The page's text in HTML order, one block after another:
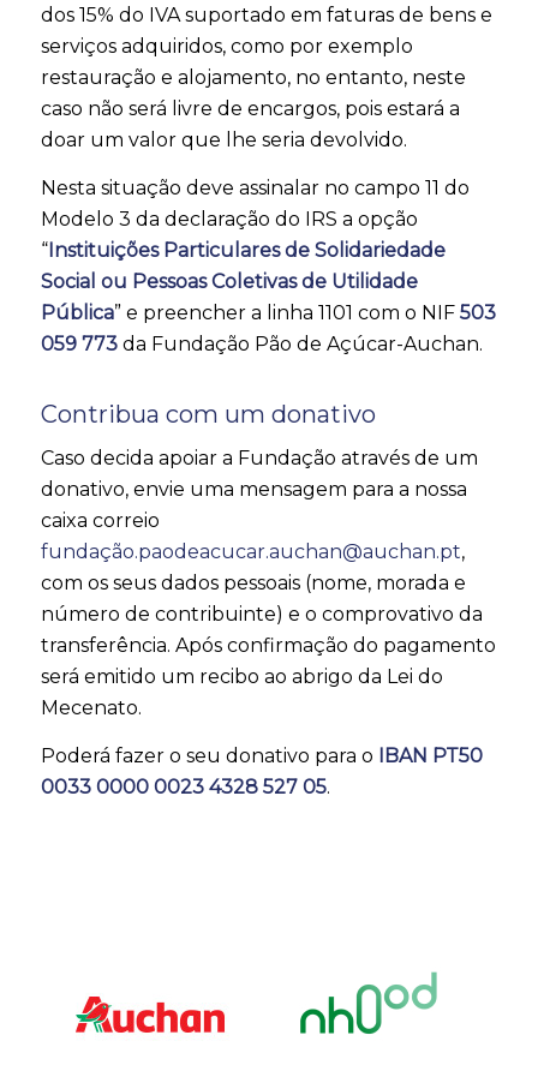
dos 15% do IVA suportado em faturas de bens e
serviços adquiridos, como por exemplo
restauração e alojamento, no entanto, neste
caso não será livre de encargos, pois estará a
doar um valor que lhe seria devolvido.
Nesta situação deve assinalar no campo 11 do
Modelo 3 da declaração do IRS a opção
“Instituições Particulares de Solidariedade
Social ou Pessoas Coletivas de Utilidade
Pública” e preencher a linha 1101 com o NIF 503
059 773da Fundação Pão de Açúcar-Auchan.
Contribua com um donativo
Caso decida apoiar a Fundação através de um
donativo, envie uma mensagem para a nossa
caixa correio
fundação.paodeacucar.auchan@auchan.pt,
com os seus dados pessoais (nome, morada e
número de contribuinte) e o comprovativo da
transferência. Após confirmação do pagamento
será emitido um recibo ao abrigo da Lei do
Mecenato.
Poderá fazer o seu donativo para o IBAN PT50
0033 0000 0023 4328 527 05.